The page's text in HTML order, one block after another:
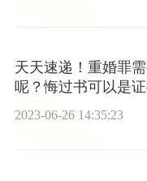
天天速递！重婚罪
呢？悔过书可以是
2023-06-26 14:35:23